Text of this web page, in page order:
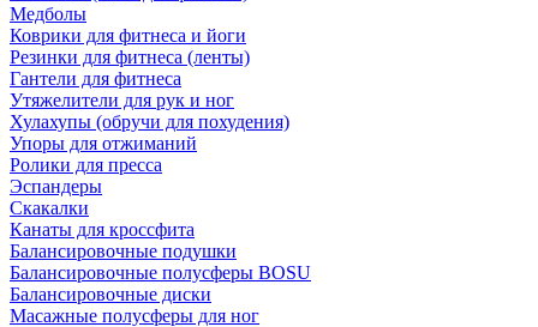
Медболы
Коврики для фитнеса и йоги
Резинки для фитнеса (ленты)
Гантели для фитнеса
Утяжелители для рук и ног
Хулахупы (обручи для похудения)
Упоры для отжиманий
Ролики для пресса
Эспандеры
Скакалки
Канаты для кроссфита
Балансировочные подушки
Балансировочные полусферы BOSU
Балансировочные диски
Масажные полусферы для ног